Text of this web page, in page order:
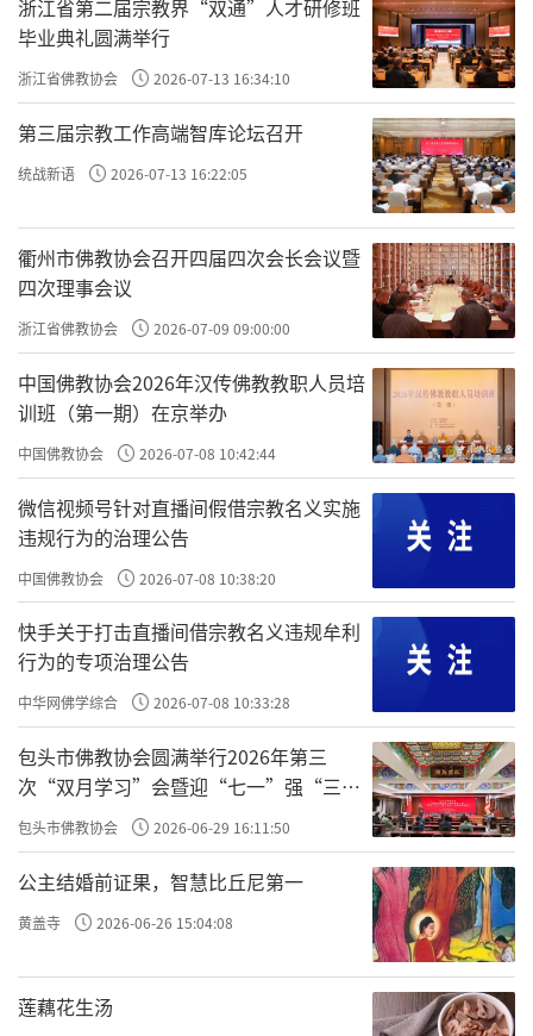
浙江省第二届宗教界“双通”人才研修班
毕业典礼圆满举行
浙江省佛教协会 2026-07-13 16:34:10
第三届宗教工作高端智库论坛召开
统战新语 2026-07-13 16:22:05
衢州市佛教协会召开四届四次会长会议暨
四次理事会议
浙江省佛教协会 2026-07-09 09:00:00
中国佛教协会2026年汉传佛教教职人员培
训班（第一期）在京举办
中国佛教协会 2026-07-08 10:42:44
微信视频号针对直播间假借宗教名义实施
违规行为的治理公告
中国佛教协会 2026-07-08 10:38:20
快手关于打击直播间借宗教名义违规牟利
行为的专项治理公告
中华网佛学综合 2026-07-08 10:33:28
包头市佛教协会圆满举行2026年第三
次“双月学习”会暨迎“七一”强“三
爱”主题书画笔会
包头市佛教协会 2026-06-29 16:11:50
公主结婚前证果，智慧比丘尼第一
黄盖寺 2026-06-26 15:04:08
莲藕花生汤